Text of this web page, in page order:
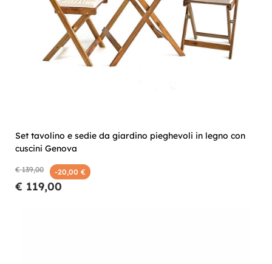
Set tavolino e sedie da giardino pieghevoli in legno con
cuscini Genova
€ 139,00 -20,00 €
€ 119,00